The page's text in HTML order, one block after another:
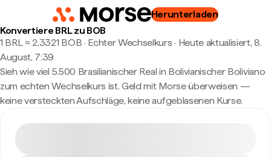
Herunterladen
Konvertiere BRL zu BOB
1 BRL ≈ 2,3321 BOB · Echter Wechselkurs · Heute aktualisiert, 8.
August, 7:39
Sieh wie viel 5.500 Brasilianischer Real in Bolivianischer Boliviano
zum echten Wechselkurs ist. Geld mit Morse überweisen —
keine versteckten Aufschläge, keine aufgeblasenen Kurse.